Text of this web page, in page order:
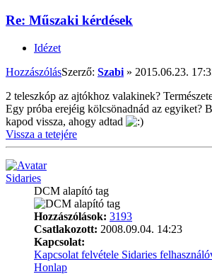
Re: Műszaki kérdések
Idézet
HozzászólásSzerző: Szabi » 2015.06.23.
2 teleszkóp az ajtókhoz valakinek?
Egy próba erejéig kölcsönadnád az egyiket?
kapod vissza, ahogy adtad
Vissza a tetejére
Sidaries
DCM alapító tag
Hozzászólások: 3193
Csatlakozott: 2008.09.04. 14:23
Kapcsolat:
Kapcsolat felvétele Sidaries
Honlap